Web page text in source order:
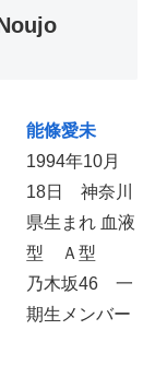
能條愛未
1994年10月
18日 神奈川
県生まれ 血液
型 Ａ型
乃木坂46 一
期生メンバー